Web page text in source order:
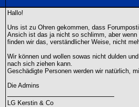
Hallo!
Uns ist zu Ohren gekommen, dass
Ansich ist das ja nicht so schlimm, aber
finden wir das, verständlicher Weise, nicht
Wir können und wollen sowas nicht dulden
nach sich ziehen kann.
Geschädigte Personen werden wir natürlich,
Die Admins
LG Kerstin & Co